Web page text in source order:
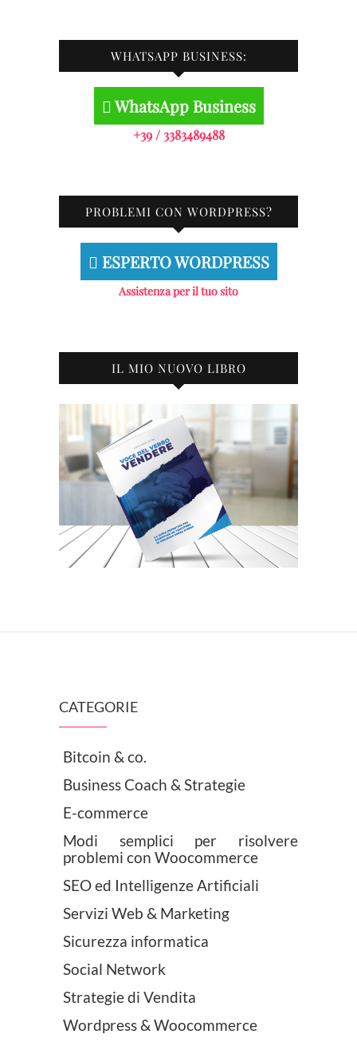
WHATSAPP BUSINESS:
WhatsApp Business
+39 / 3383489488
PROBLEMI CON WORDPRESS?
ESPERTO WORDPRESS
Assistenza per il tuo sito
IL MIO NUOVO LIBRO
CATEGORIE
Bitcoin & co.
Business Coach & Strategie
E-commerce
Modi semplici per risolvere
problemi con Woocommerce
SEO ed Intelligenze Artificiali
Servizi Web & Marketing
Sicurezza informatica
Social Network
Strategie di Vendita
Wordpress & Woocommerce